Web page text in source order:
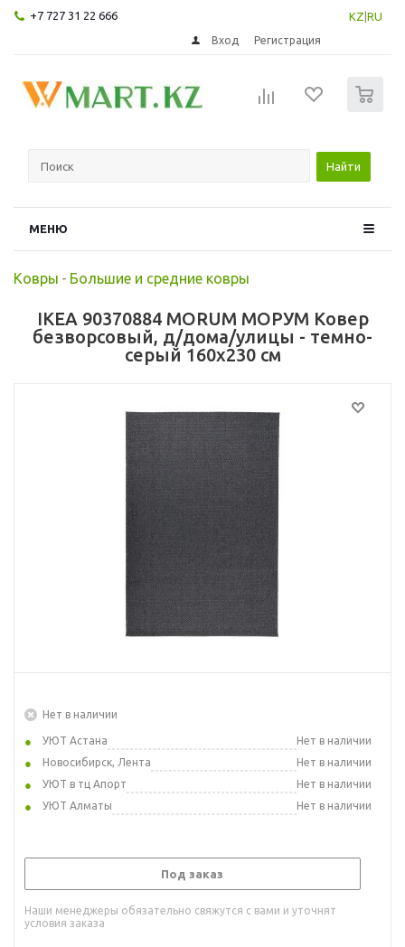
+7 727 31 22 666 KZ RU
Вход Регистрация
Найти
МЕНЮ
Ковры - Большие и средние ковры
IKEA 90370884 MORUM МОРУМ Ковер
безворсовый, д/дома/улицы - темно-
серый 160x230 см
Нет в наличии
УЮТ Астана
Нет в наличии
Новосибирск, Лента
Нет в наличии
УЮТ в тц Апорт
Нет в наличии
УЮТ Алматы
Нет в наличии
Под заказ
Наши менеджеры обязательно свяжутся с вами и уточнят
условия заказа